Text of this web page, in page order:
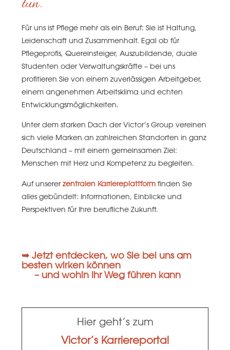
tun.
Für uns ist Pflege mehr als ein Beruf: Sie ist Haltung,
Leidenschaft und Zusammenhalt. Egal ob für
Pflegeprofis, Quereinsteiger, Auszubildende, duale
Studenten oder Verwaltungskräfte – bei uns
profitieren Sie von einem zuverlässigen Arbeitgeber,
einem angenehmen Arbeitsklima und echten
Entwicklungsmöglichkeiten.
Unter dem starken Dach der Victor’s Group vereinen
sich viele Marken an zahlreichen Standorten in ganz
Deutschland – mit einem gemeinsamen Ziel:
Menschen mit Herz und Kompetenz zu begleiten.
Auf unserer zentralen Karriereplattform finden Sie
alles gebündelt: Informationen, Einblicke und
Perspektiven für Ihre berufliche Zukunft.
➥ Jetzt entdecken, wo Sie bei uns am
besten wirken können
– und wohin Ihr Weg führen kann
Hier geht’s zum
Victor’s Karriereportal